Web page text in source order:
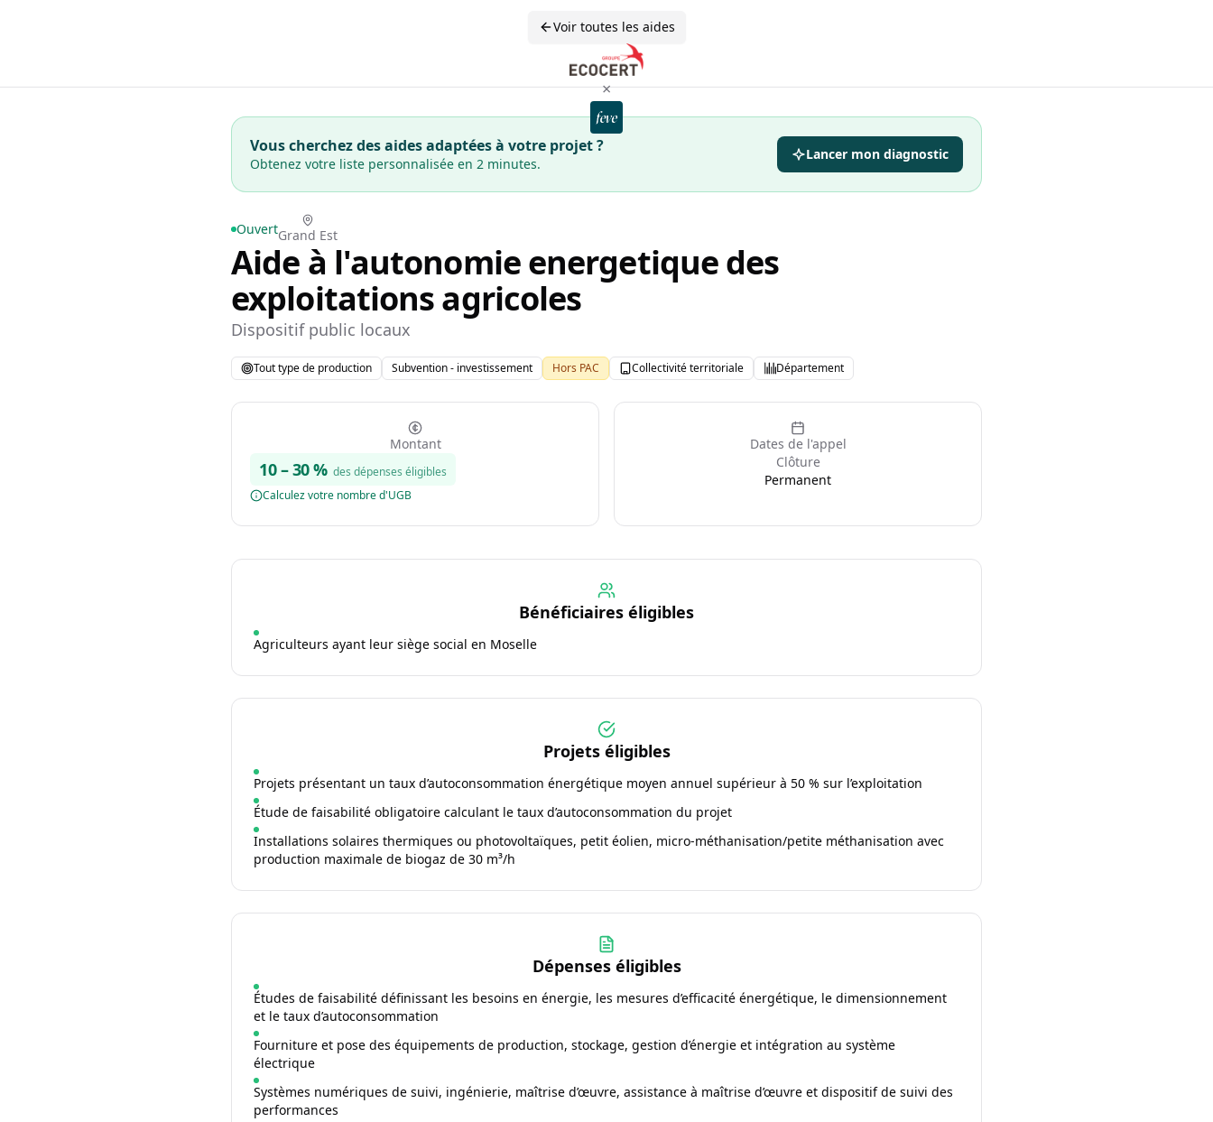
Voir toutes les aides
×
Vous cherchez des aides adaptées à votre projet ?
Obtenez votre liste personnalisée en 2 minutes.
Lancer mon diagnostic
OuvertGrand Est
Aide à l'autonomie energetique des
exploitations agricoles
Dispositif public locaux
Tout type de production Subvention - investissement Hors PAC Collectivité territoriale Département
Montant
10–30% des dépenses éligibles
Calculez votre nombre d'UGB
Dates de l'appel
Clôture
Permanent
Bénéficiaires éligibles
Agriculteurs ayant leur siège social en Moselle
Projets éligibles
Projets présentant un taux d’autoconsommation énergétique moyen annuel supérieur à 50 % sur l’exploitation
Étude de faisabilité obligatoire calculant le taux d’autoconsommation du projet
Installations solaires thermiques ou photovoltaïques, petit éolien, micro-méthanisation/petite méthanisation avec
production maximale de biogaz de 30 m³/h
Dépenses éligibles
Études de faisabilité définissant les besoins en énergie, les mesures d’efficacité énergétique, le dimensionnement
et le taux d’autoconsommation
Fourniture et pose des équipements de production, stockage, gestion d’énergie et intégration au système
électrique
Systèmes numériques de suivi, ingénierie, maîtrise d’œuvre, assistance à maîtrise d’œuvre et dispositif de suivi des
performances